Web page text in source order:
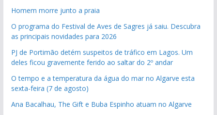
Homem morre junto a praia
O programa do Festival de Aves de Sagres já saiu. Descubra
as principais novidades para 2026
PJ de Portimão detém suspeitos de tráfico em Lagos. Um
deles ficou gravemente ferido ao saltar do 2º andar
O tempo e a temperatura da água do mar no Algarve esta
sexta-feira (7 de agosto)
Ana Bacalhau, The Gift e Buba Espinho atuam no Algarve